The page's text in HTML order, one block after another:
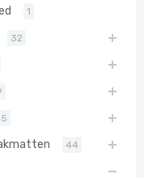
1
32
44